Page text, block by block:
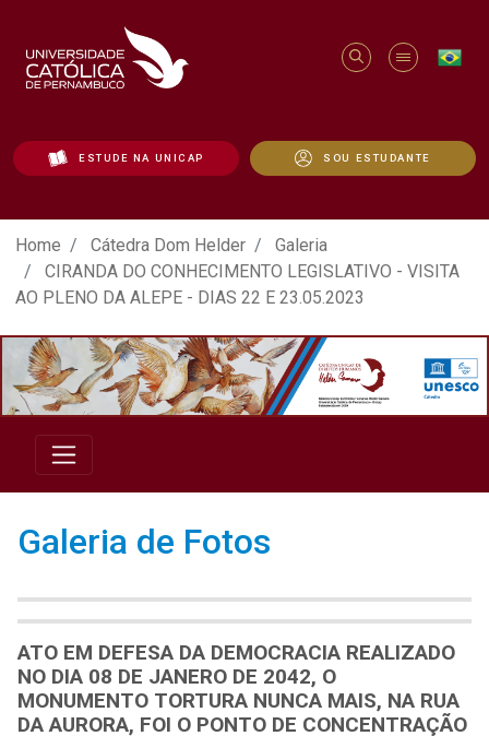
ESTUDE NA UNICAP SOU ESTUDANTE
ATO EM DEFESA DA DEMOCRACIA
Home Cátedra Dom Helder
Galeria
CIRANDA DO CONHECIMENTO LEGISLATIVO - VISITA
AO PLENO DA ALEPE - DIAS 22 E 23.05.2023
Galeria de Fotos
ATO EM DEFESA DA DEMOCRACIA REALIZADO
NO DIA 08 DE JANERO DE 2042, O
MONUMENTO TORTURA NUNCA MAIS, NA RUA
DA AURORA, FOI O PONTO DE CONCENTRAÇÃO